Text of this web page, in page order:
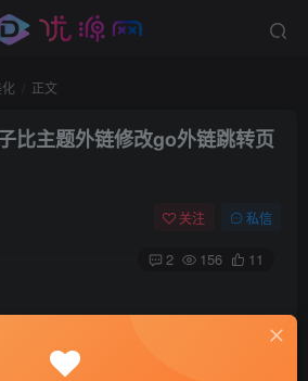
正文
比主题外链修改go外链跳转页
关注 私信
2 156 11